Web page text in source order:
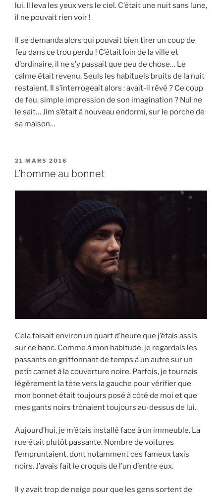
lui. Il leva les yeux vers le ciel. C’était une nuit sans lune,
il ne pouvait rien voir !
Il se demanda alors qui pouvait bien tirer un coup de
feu dans ce trou perdu ! C’était loin de la ville et
d’ordinaire, il ne s’y passait que peu de chose… Le
calme était revenu. Seuls les habituels bruits de la nuit
restaient. Il s’interrogeait alors : avait-il rêvé ? Ce coup
de feu, simple impression de son imagination ? Nul ne
le sait… Jim s’était à nouveau endormi, sur le porche de
sa maison…
P
U
B
21 MARS 2016
L’homme au bonnet
Cela faisait environ un quart d’heure que j’étais assis
sur ce banc. Comme à mon habitude, je regardais les
passants en griffonnant de temps à un autre sur un
petit carnet à la couverture noire. Parfois, je tournais
légèrement la tête vers la gauche pour vérifier que
mon bonnet était toujours posé à côté de moi et que
mes gants noirs trônaient toujours au-dessus de lui.
Aujourd’hui, je m’étais installé face à un immeuble. La
rue était plutôt passante. Nombre de voitures
l’empruntaient, dont notamment ces fameux taxis
noirs. J’avais fait le croquis de l’un d’entre eux.
Il y avait trop de neige pour que les gens sortent de